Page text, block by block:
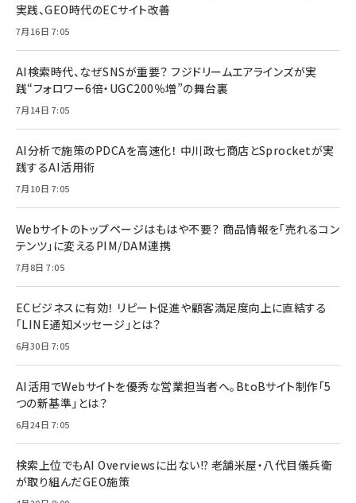
実践、GEO時代のECサイト改善
7月16日 7:05
AI検索時代、なぜSNSが重要？ フジドリームエアラインズが実
践“フォロワー6倍・UGC200％増”の舞台裏
7月14日 7:05
AI分析で施策のPDCAを高速化！ 中川政七商店とSprocketが実
践するAI活用術
7月10日 7:05
Webサイトのトップページはもはや不要？ 商品情報を「売れるコン
テンツ」に変えるPIM/DAM連携
7月8日 7:05
ECビジネスに有効！ リピート促進や顧客満足度向上に直結する
「LINE通知メッセージ」とは？
6月30日 7:05
AI活用でWebサイトを優秀な営業担当者へ。BtoBサイト制作「5
つの新基準」とは？
6月24日 7:05
検索上位でもAI Overviewsに出ない!? 老舗米屋・八代目儀兵衛
が取り組んだGEO施策